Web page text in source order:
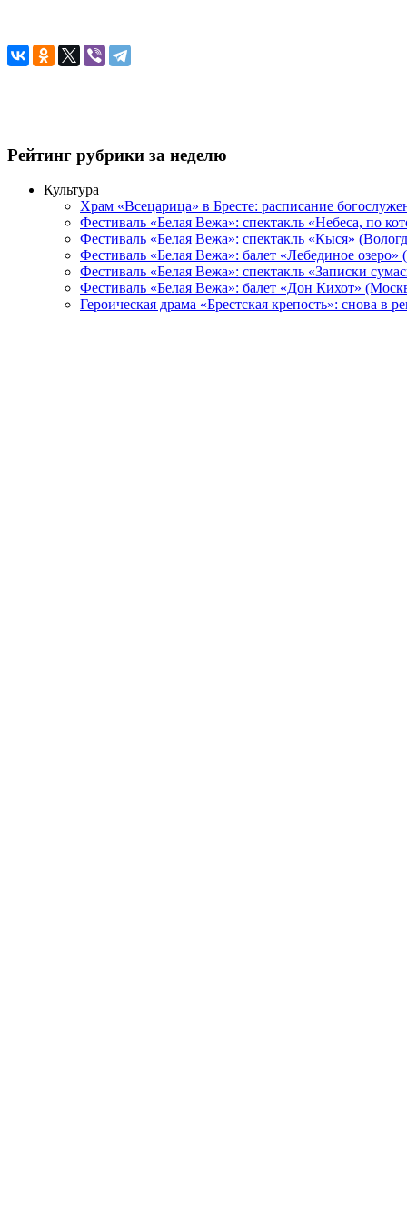
Рейтинг рубрики за неделю
Культура
Храм «Всецарица» в Бресте: расписание
Фестиваль «Белая Вежа»: спектакль «Небеса, по
Фестиваль «Белая Вежа»: спектакль «Кыся»
Фестиваль «Белая Вежа»: балет «Лебединое
Фестиваль «Белая Вежа»: спектакль «Записки
Фестиваль «Белая Вежа»: балет «Дон Кихот»
Героическая драма «Брестская крепость»: снова в